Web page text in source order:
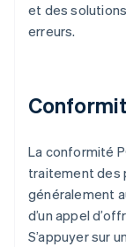
et des
erreurs.
La conformité
traitement des
généralement
d’un appel
S’appuyer sur